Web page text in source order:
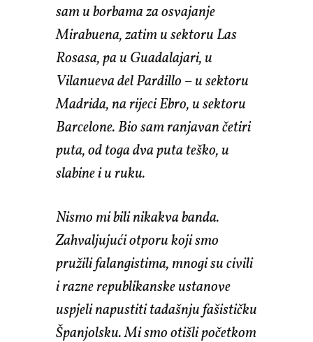
sam u borbama za osvajanje
Mirabuena, zatim u sektoru Las
Rosasa, pa u Guadalajari, u
Vilanueva del Pardillo – u sektoru
Madrida, na rijeci Ebro, u sektoru
Barcelone. Bio sam ranjavan četiri
puta, od toga dva puta teško, u
slabine i u ruku.
Nismo mi bili nikakva banda.
Zahvaljujući otporu koji smo
pružili falangistima, mnogi su civili
i razne republikanske ustanove
uspjeli napustiti tadašnju fašističku
Španjolsku. Mi smo otišli početkom